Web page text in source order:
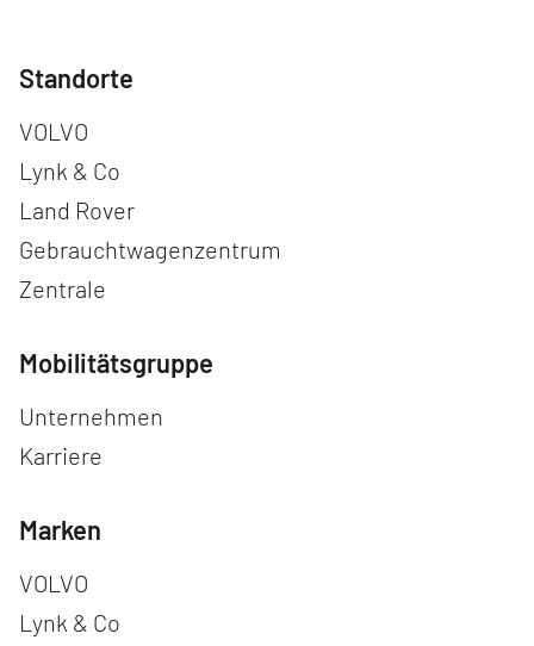
Standorte
Navigation überspringen
VOLVO
Lynk & Co
Land Rover
Gebrauchtwagenzentrum
Zentrale
Mobilitätsgruppe
Navigation überspringen
Unternehmen
Karriere
Marken
Navigation überspringen
VOLVO
Lynk & Co